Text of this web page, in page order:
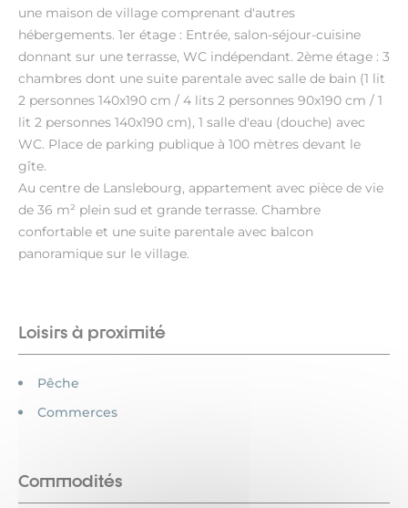
une maison de village comprenant d'autres
hébergements. 1er étage : Entrée, salon-séjour-cuisine
donnant sur une terrasse, WC indépendant. 2ème étage : 3
chambres dont une suite parentale avec salle de bain (1 lit
2 personnes 140x190 cm / 4 lits 2 personnes 90x190 cm / 1
lit 2 personnes 140x190 cm), 1 salle d'eau (douche) avec
WC. Place de parking publique à 100 mètres devant le
gîte.
Au centre de Lanslebourg, appartement avec pièce de vie
de 36 m² plein sud et grande terrasse. Chambre
confortable et une suite parentale avec balcon
panoramique sur le village.
Loisirs à proximité
Pêche
Commerces
Commodités